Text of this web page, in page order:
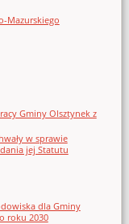
Mazurskiego
Gminy Olsztynek z
w sprawie
jej Statutu
dla Gminy
roku 2030